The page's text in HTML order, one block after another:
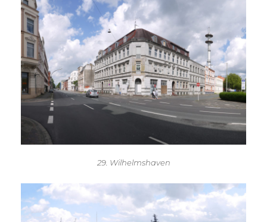
29. Wilhelmshaven